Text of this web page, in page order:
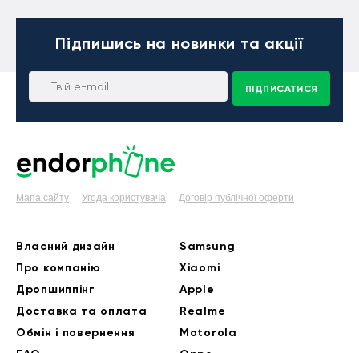
Підпишись на новинки та акції
ПІДПИСАТИСЯ
Мапа сайту Угода користувача Договір публічної оферти
Власний дизайн
Про компанію
Дропшиппінг
Доставка та оплата
Обмін і повернення
Samsung
Xiaomi
Apple
Realme
Motorola